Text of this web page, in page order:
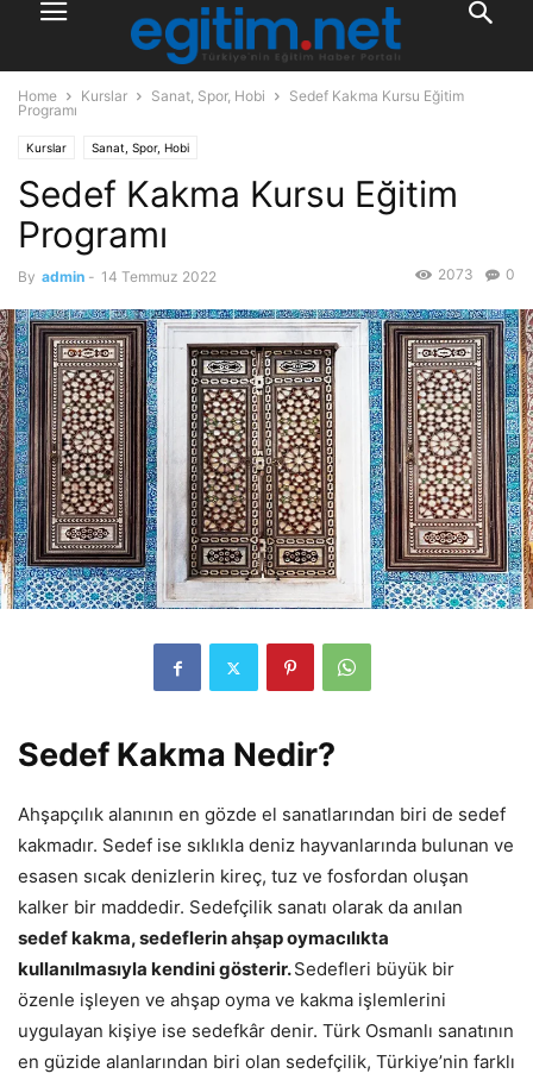
Home Kurslar Sanat, Spor, Hobi
Sedef Kakma Kursu Eğitim
Programı
Kurslar Sanat, Spor, Hobi
Sedef Kakma Kursu Eğitim
Programı
By admin - 14 Temmuz 2022 0
2073
Sedef Kakma Nedir?
Ahşapçılık alanının en gözde el sanatlarından biri de sedef
kakmadır. Sedef ise sıklıkla deniz hayvanlarında bulunan ve
esasen sıcak denizlerin kireç, tuz ve fosfordan oluşan
kalker bir maddedir. Sedefçilik sanatı olarak da anılan
sedef kakma, sedeflerin ahşap oymacılıkta
kullanılmasıyla kendini gösterir.Sedefleri büyük bir
özenle işleyen ve ahşap oyma ve kakma işlemlerini
uygulayan kişiye ise sedefkâr denir. Türk Osmanlı sanatının
en güzide alanlarından biri olan sedefçilik, Türkiye’nin farklı